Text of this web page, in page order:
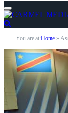
You are at:Home »